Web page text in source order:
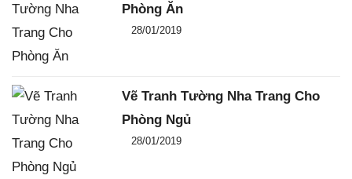
Phòng Ăn
Đăng ngày
28/01/2019
Vẽ Tranh Tường Nha Trang Cho
Phòng Ngủ
Đăng ngày
28/01/2019